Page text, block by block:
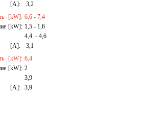
[A]: 3,2
[kW]: 6,6 - 7,4
[kW]: 1,5 - 1,6
4,4 - 4,6
[A]: 3,1
[kW]: 6,4
[kW]: 2
3,9
[A]: 3,9